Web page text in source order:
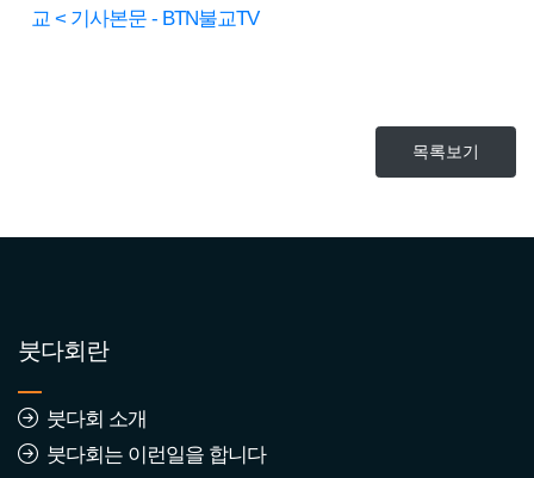
교 < 기사본문 - BTN불교TV
목록보기
붓다회란
붓다회 소개
붓다회는 이런일을 합니다